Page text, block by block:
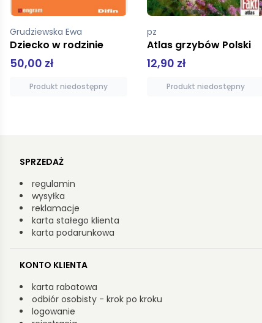
pz
Atlas grzybów Polski
12,90 zł
Produkt niedostępny
Nuber Ursula
24,00 zł
Produkt niedostępny
SPRZEDAŻ
regulamin
wysyłka
reklamacje
karta stałego klienta
karta podarunkowa
KONTO KLIENTA
karta rabatowa
odbiór osobisty - krok po kroku
logowanie